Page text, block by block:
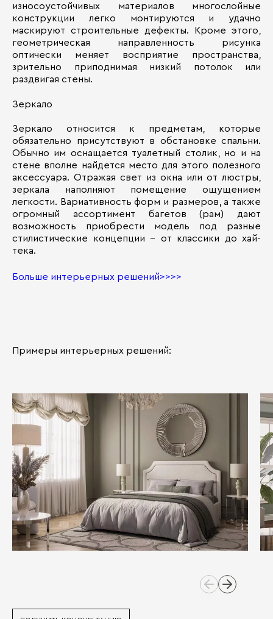
износоустойчивых материалов многослойные
конструкции легко монтируются и удачно
маскируют строительные дефекты. Кроме этого,
геометрическая направленность рисунка
оптически меняет восприятие пространства,
зрительно приподнимая низкий потолок или
раздвигая стены.
Зеркало
Зеркало относится к предметам, которые
обязательно присутствуют в обстановке спальни.
Обычно им оснащается туалетный столик, но и на
стене вполне найдется место для этого полезного
аксессуара. Отражая свет из окна или от люстры,
зеркала наполняют помещение ощущением
легкости. Вариативность форм и размеров, а также
огромный ассортимент багетов (рам) дают
возможность приобрести модель под разные
стилистические концепции – от классики до хай-
тека.
Больше интерьерных решений>>>>
Примеры интерьерных решений: